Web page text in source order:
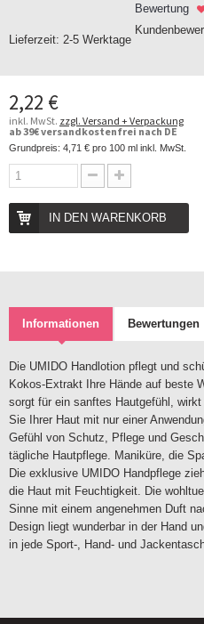
Lieferzeit: 2-5 Werktage
Bewertung
2,22 €
inkl. MwSt. zzgl. Versand + Verpackung
ab 39€ versandkostenfrei nach DE
Grundpreis: 4,71 € pro 100 ml inkl. MwSt.
IN DEN WARENKORB
Informationen Bewertungen
Die UMIDO Handlotion pflegt und
Kokos-Extrakt Ihre Hände auf beste
sorgt für ein sanftes Hautgefühl,
Sie Ihrer Haut mit nur einer
Gefühl von Schutz, Pflege und
tägliche Hautpflege. Maniküre, die
Die exklusive UMIDO Handpflege
die Haut mit Feuchtigkeit. Die
Sinne mit einem angenehmen Duft
Design liegt wunderbar in der Hand
in jede Sport-, Hand- und